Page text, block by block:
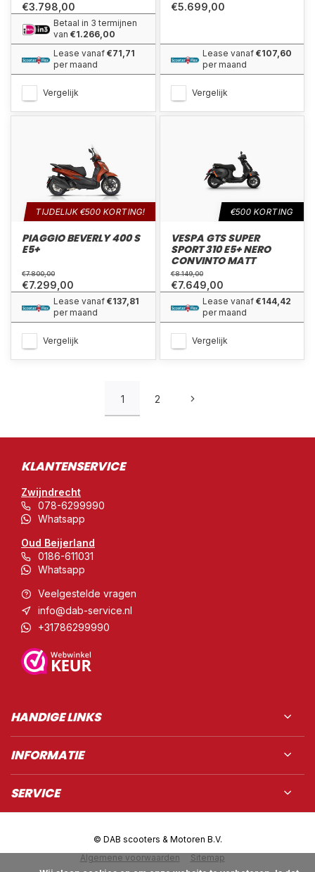
€3.798,00
Betaal in 3 termijnen
van €1.266,00
Lease vanaf €71,71
per maand
Vergelijk
€5.699,00
Lease vanaf €107,60
per maand
Vergelijk
TIJDELIJK €500 KORTING!
PIAGGIO BEVERLY 400 S
E5+
€7.800,00
€7.299,00
Lease vanaf €137,81
per maand
Vergelijk
€500 KORTING
VESPA GTS SUPER
SPORT 310 E5+ NERO
CONVINTO MATT
€8.149,00
€7.649,00
Lease vanaf €144,42
per maand
Vergelijk
1 2
KLANTENSERVICE
Zwijndrecht
078-6299990
Whatsapp
Oud Beijerland
0186-611031
Whatsapp
Veelgestelde vragen
info@dab-service.nl
+31786299990
HANDIGE LINKS
INFORMATIE
SERVICE
Algemene voorwaarden Sitemap
© DAB scooters & Motoren B.V.